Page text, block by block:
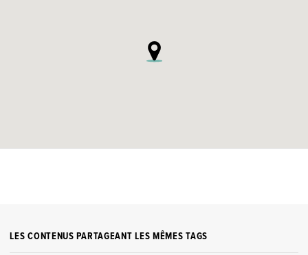
LES CONTENUS PARTAGEANT LES MÊMES TAGS